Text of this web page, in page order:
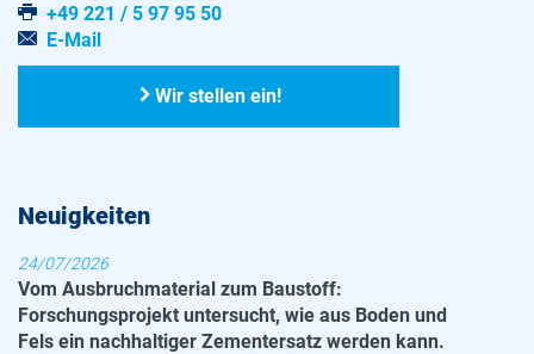
+49 221 / 5 97 95 50
E-Mail
Wir stellen ein!
Neuigkeiten
24/07/2026
Vom Ausbruchmaterial zum Baustoff:
Forschungsprojekt untersucht, wie aus Boden und
Fels ein nachhaltiger Zementersatz werden kann.